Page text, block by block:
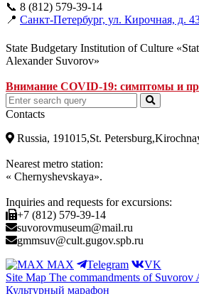
📞 8 (812) 579-39-14
📍 Санкт-Петербург, ул. Кирочная, д.
State Budgetary Institution of Culture
Alexander Suvorov»
Внимание COVID-19: симптомы и
Contacts
Russia, 191015,St.
Nearest metro station:
« Chernyshevskaya».
Inquiries and requests for excursions:
+7 (812) 579-39-14
suvorovmuseum@mail.ru
gmmsuv@cult.gugov.spb.ru
MAX
Telegram
VK
Site Map The commandments of Suvorov
Культурный марафон